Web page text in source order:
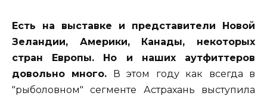
Есть на выставке и представители Новой
Зеландии, Америки, Канады, некоторых
стран Европы. Но и наших аутфиттеров
довольно много. В этом году как всегда в
"рыболовном" сегменте Астрахань выступила